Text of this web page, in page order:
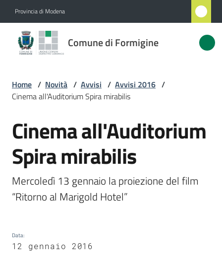
Provincia di Modena
Comune di Formigine
Comune
di
Novità
Servizi
Vivere
Formigine
Home / Novità / Avvisi / Avvisi 2016 /
Cinema all'Auditorium Spira mirabilis
Salta al contenuto
Cinema all'Auditorium
Spira mirabilis
Mercoledì 13 gennaio la proiezione del film
“Ritorno al Marigold Hotel”
Data:
12 gennaio 2016